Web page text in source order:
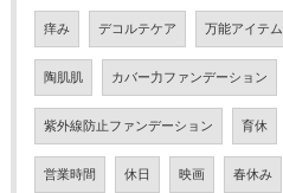
痒み デコルテケア 万能アイテム
陶肌肌 カバー力ファンデーション
紫外線防止ファンデーション 育休
営業時間 休日 映画 春休み